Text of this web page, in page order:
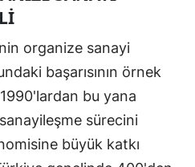
organize sanayi
başarısının örnek
bu yana
sürecini
büyük katkı